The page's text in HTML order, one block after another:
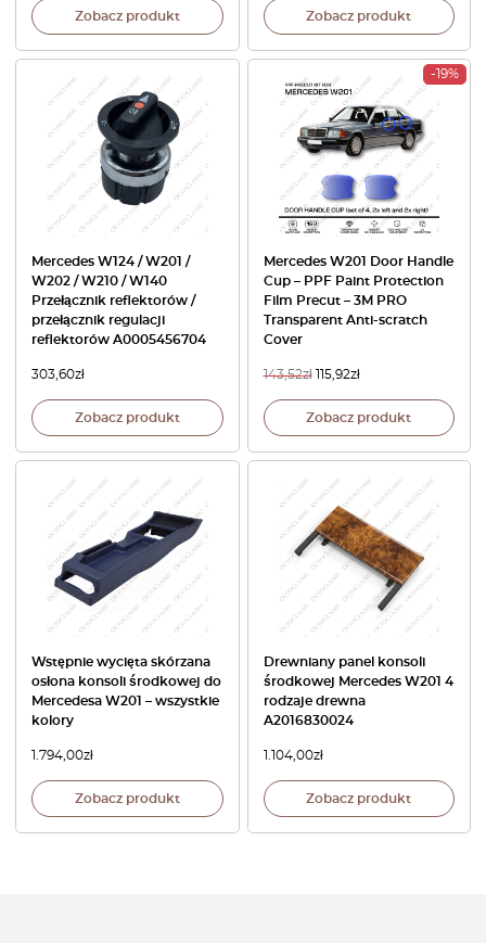
Zobacz produkt Zobacz produkt
Mercedes W124 / W201 /
W202 / W210 / W140
Przełącznik reflektorów /
przełącznik regulacji
reflektorów A0005456704
303,60zł
Zobacz produkt
-19%
Mercedes W201 Door Handle
Cup – PPF Paint Protection
Film Precut – 3M PRO
Transparent Anti-scratch
Cover
143,52zł 115,92zł
Zobacz produkt
Wstępnie wycięta skórzana
osłona konsoli środkowej do
Mercedesa W201 – wszystkie
kolory
1.794,00zł
Zobacz produkt
Drewniany panel konsoli
środkowej Mercedes W201 4
rodzaje drewna
A2016830024
1.104,00zł
Zobacz produkt